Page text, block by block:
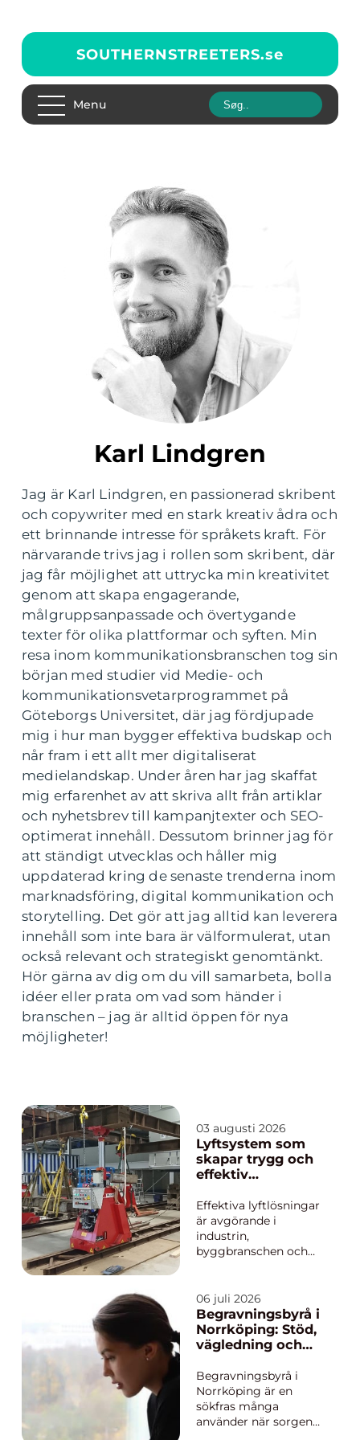
SOUTHERNSTREETERS.se
Menu
Karl Lindgren
Jag är Karl Lindgren, en passionerad skribent
och copywriter med en stark kreativ ådra och
ett brinnande intresse för språkets kraft. För
närvarande trivs jag i rollen som skribent, där
jag får möjlighet att uttrycka min kreativitet
genom att skapa engagerande,
målgruppsanpassade och övertygande
texter för olika plattformar och syften. Min
resa inom kommunikationsbranschen tog sin
början med studier vid Medie- och
kommunikationsvetarprogrammet på
Göteborgs Universitet, där jag fördjupade
mig i hur man bygger effektiva budskap och
når fram i ett allt mer digitaliserat
medielandskap. Under åren har jag skaffat
mig erfarenhet av att skriva allt från artiklar
och nyhetsbrev till kampanjtexter och SEO-
optimerat innehåll. Dessutom brinner jag för
att ständigt utvecklas och håller mig
uppdaterad kring de senaste trenderna inom
marknadsföring, digital kommunikation och
storytelling. Det gör att jag alltid kan leverera
innehåll som inte bara är välformulerat, utan
också relevant och strategiskt genomtänkt.
Hör gärna av dig om du vill samarbeta, bolla
idéer eller prata om vad som händer i
branschen – jag är alltid öppen för nya
möjligheter!
03 augusti 2026
Lyftsystem som
skapar trygg och
effektiv
Effektiva lyftlösningar
är avgörande i
industrin,
byggbranschen och
När laster väger
hundratals ton räcker
inte truckar och
traverser alltid till. Då
lyftsystem en central
del av både säkerhet
och pr...
06 juli 2026
Begravningsbyrå i
Norrköping: Stöd,
vägledning och
Begravningsbyrå i
Norrköping är en
sökfras många
använder när sorgen